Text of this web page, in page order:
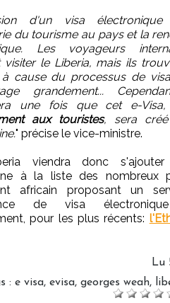
d'un visa électronique
du tourisme au pays et la
Les voyageurs
visiter le Liberia, mais ils
à cause du processus de
grandement...
une fois que cet e-Visa,
aux touristes, sera créé
" précise le vice-ministre.
viendra donc s'ajouter
à la liste des nombreux
africain proposant un
de visa
pour les plus récents:
Lu
: e visa, evisa, georges weah,